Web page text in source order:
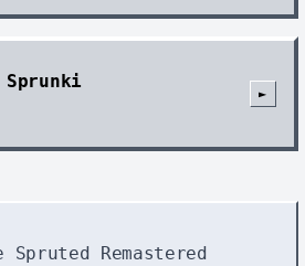
Sprunki
►
Remastered